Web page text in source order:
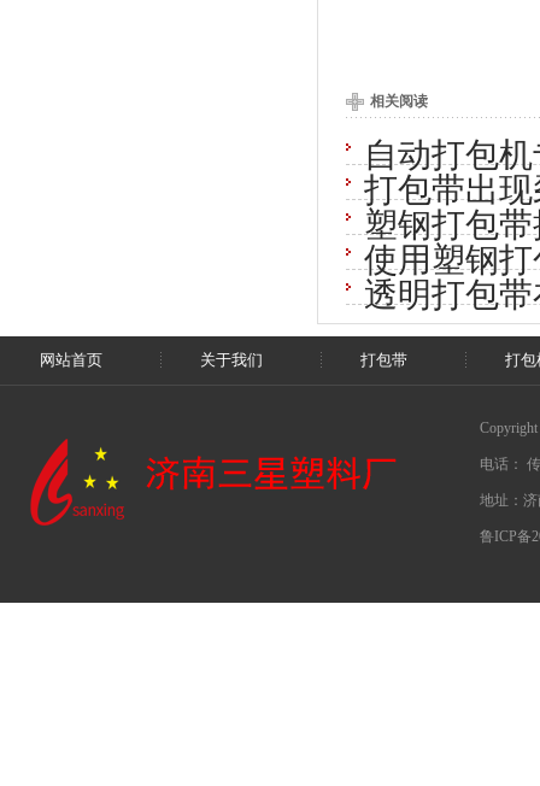
相关阅读
自动打包
打包带出
塑钢打包
使用塑钢
透明打包
网站首页 关于我们 打包带 打包
电话：
地址：
鲁ICP备